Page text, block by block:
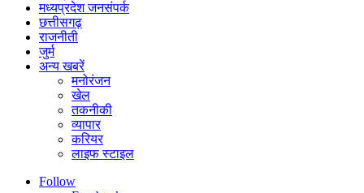
मध्यप्रदेश जनसंपर्क
छत्तीसगढ़
राजनीती
जुर्म
अन्य खबरें
मनोरंजन
खेल
तकनीकी
व्यापार
करियर
लाइफ स्टाइल
Follow